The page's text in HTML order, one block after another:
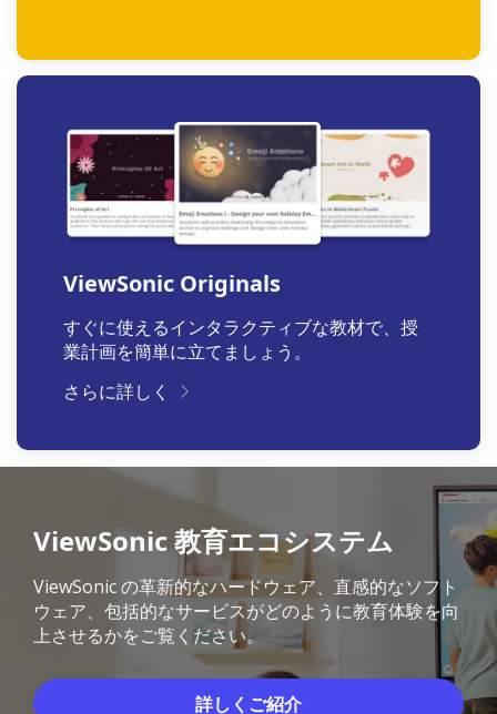
ViewSonic Originals
すぐに使えるインタラクティブな教材で、授
業計画を簡単に立てましょう。
さらに詳しく
ViewSonic 教育エコシステム
ViewSonic の革新的なハードウェア、直感的なソフト
ウェア、包括的なサービスがどのように教育体験を向
上させるかをご覧ください。
詳しくご紹介